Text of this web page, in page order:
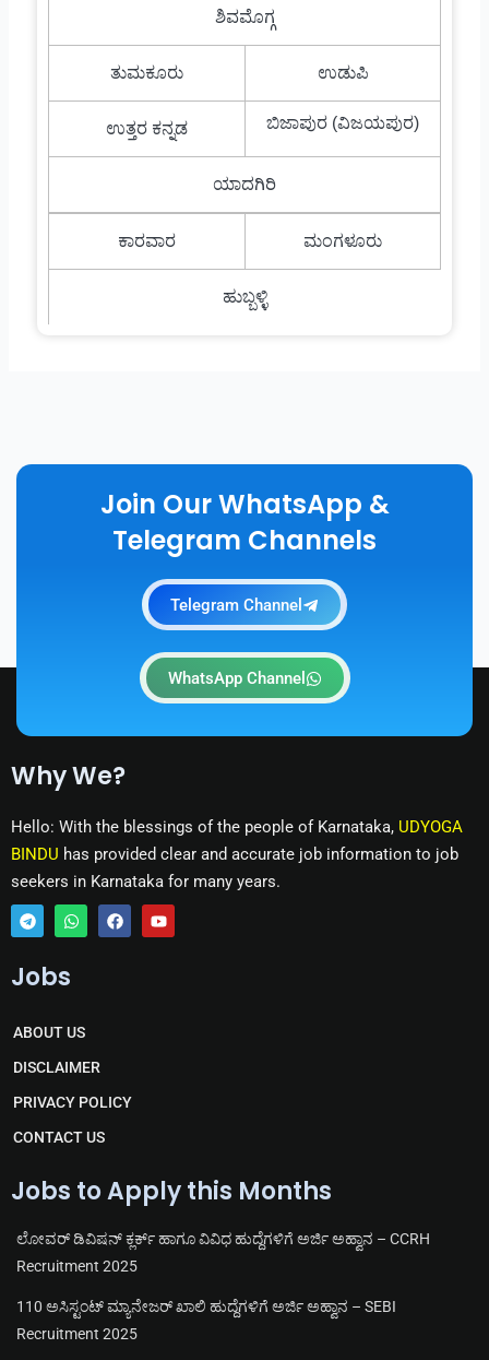
ಶಿವಮೊಗ್ಗ
ತುಮಕೂರು ಉಡುಪಿ
ಉತ್ತರ ಕನ್ನಡ ಬಿಜಾಪುರ (ವಿಜಯಪುರ)
ಯಾದಗಿರಿ
ಕಾರವಾರ ಮಂಗಳೂರು
ಹುಬ್ಬಳ್ಳಿ
Join Our WhatsApp &
Telegram Channels
Telegram Channel
WhatsApp Channel
Why We?
Hello: With the blessings of the people of Karnataka, UDYOGA
BINDU has provided clear and accurate job information to job
seekers in Karnataka for many years.
T
l
r
a
m
W
a
a
p
p
F Y
Jobs
ABOUT US
DISCLAIMER
PRIVACY POLICY
CONTACT US
Jobs to Apply this Months
ಲೋವರ್ ಡಿವಿಷನ್ ಕ್ಲರ್ಕ್ ಹಾಗೂ ವಿವಿಧ ಹುದ್ದೆಗಳಿಗೆ ಅರ್ಜಿ ಅಹ್ವಾನ – CCRH
Recruitment 2025
110 ಅಸಿಸ್ಟಂಟ್ ಮ್ಯಾನೇಜರ್ ಖಾಲಿ ಹುದ್ದೆಗಳಿಗೆ ಅರ್ಜಿ ಅಹ್ವಾನ – SEBI
Recruitment 2025